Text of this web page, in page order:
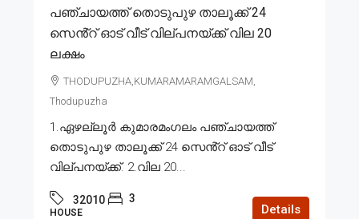
പഞ്ചായത്ത് തൊടുപുഴ താലൂക്ക് 24
സെൻ്റ് ഓട് വീട് വില്പനയ്ക്ക് വില 20
ലക്ഷം
THODUPUZHA,KUMARAMARAMGALSAM,
Thodupuzha
1.ഏഴല്ലൂർ കുമാരമംഗലം പഞ്ചായത്ത്
തൊടുപുഴ താലൂക്ക് 24 സെൻ്റ് ഓട് വീട്
വില്പനയ്ക്ക്. 2.വില 20...
32010 3
HOUSE Details